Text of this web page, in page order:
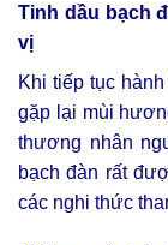
Tinh dầu bạch
vị
Khi tiếp tục
gặp lại mùi
thương nhân
bạch đàn rất
các nghi thức